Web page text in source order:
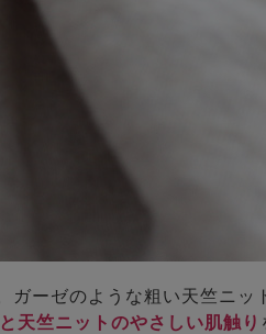
ーゼのような粗い天竺ニッ
天竺ニットのやさしい肌触り